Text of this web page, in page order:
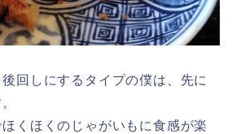
回しにするタイプの僕は、先に
くほくのじゃがいもに食感が楽